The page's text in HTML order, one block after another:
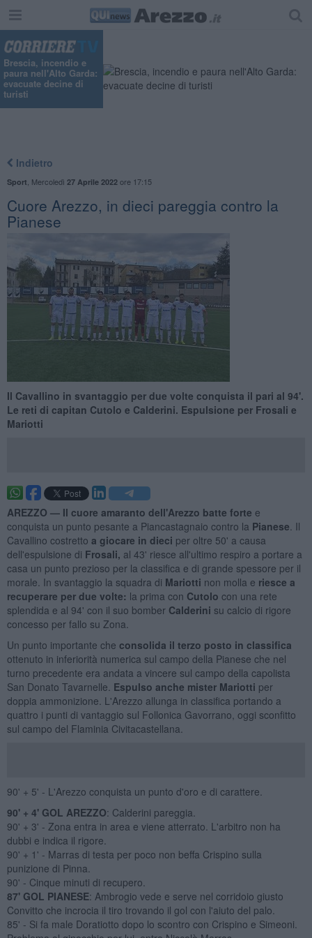
Brescia, incendio e
paura nell'Alto Garda:
evacuate decine di
turisti
Indietro
Sport Mercoledì 27 Aprile 2022ore 17:15
Cuore Arezzo, in dieci pareggia contro la
Pianese
Il Cavallino in svantaggio per due volte conquista il pari al 94'.
Le reti di capitan Cutolo e Calderini. Espulsione per Frosali e
Mariotti
AREZZO — Il cuore amaranto dell'Arezzo batte forte e
conquista un punto pesante a Piancastagnaio contro la Pianese . Il
Cavallino costretto a giocare in dieci per oltre 50' a causa
dell'espulsione di Frosali, al 43' riesce all'ultimo respiro a portare a
casa un punto prezioso per la classifica e di grande spessore per il
morale. In svantaggio la squadra di Mariotti non molla e riesce a
recuperare per due volte: la prima con Cutolo con una rete
splendida e al 94' con il suo bomber Calderini su calcio di rigore
concesso per fallo su Zona.
Un punto importante che consolida il terzo posto in classifica
ottenuto in inferiorità numerica sul campo della Pianese che nel
turno precedente era andata a vincere sul campo della capolista
San Donato Tavarnelle. Espulso anche mister Mariotti per
doppia ammonizione. L'Arezzo allunga in classifica portando a
quattro i punti di vantaggio sul Follonica Gavorrano, oggi sconfitto
sul campo del Flaminia Civitacastellana.
90' + 5' - L'Arezzo conquista un punto d'oro e di carattere.
90' + 4' GOL AREZZO: Calderini pareggia.
90' + 3' - Zona entra in area e viene atterrato. L'arbitro non ha
dubbi e indica il rigore.
90' + 1' - Marras di testa per poco non beffa Crispino sulla
punizione di Pinna.
90' - Cinque minuti di recupero.
87' GOL PIANESE: Ambrogio vede e serve nel corridoio giusto
Convitto che incrocia il tiro trovando il gol con l'aiuto del palo.
85' - Si fa male Doratiotto dopo lo scontro con Crispino e Simeoni.